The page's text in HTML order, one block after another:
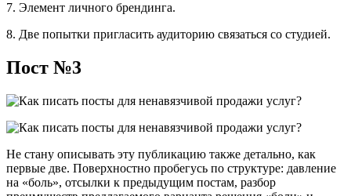
7. Элемент личного брендинга.
8. Две попытки пригласить аудиторию связаться со студией.
Пост №3
Не стану описывать эту публикацию также детально, как
первые две. Поверхностно пробегусь по структуре: давление
на «боль», отсылки к предыдущим постам, разбор